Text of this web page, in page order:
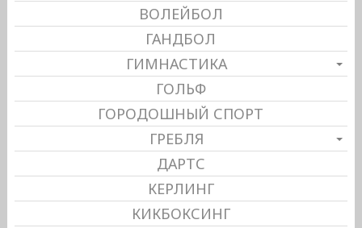
ВОЛЕЙБОЛ
ГАНДБОЛ
ГИМНАСТИКА
ГОЛЬФ
ГОРОДОШНЫЙ СПОРТ
ГРЕБЛЯ
ДАРТС
КЕРЛИНГ
КИКБОКСИНГ